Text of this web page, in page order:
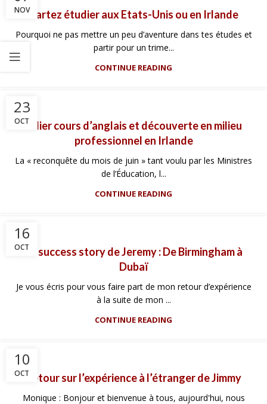
NOVPartez étudier aux Etats-Unis ou en Irlande
Pourquoi ne pas mettre un peu d’aventure dans tes études et
partir pour un trime...
CONTINUE READING
23
OCTAllier cours d’anglais et découverte en milieu
professionnel en Irlande
La « reconquête du mois de juin » tant voulu par les Ministres
de l’Éducation, l...
CONTINUE READING
16
OCTLa success story de Jeremy : De Birmingham à
Dubaï
Je vous écris pour vous faire part de mon retour d’expérience
à la suite de mon ...
CONTINUE READING
10
OCTRetour sur l’expérience à l’étranger de Jimmy
Monique : Bonjour et bienvenue à tous, aujourd'hui, nous